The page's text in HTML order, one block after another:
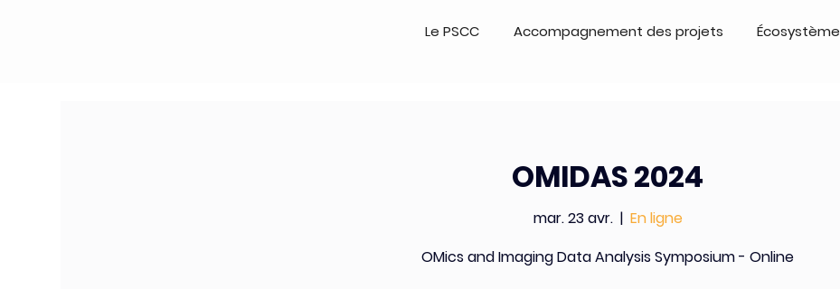
Le PSCC Accompagnement des projets Écosystème
OMIDAS 2024
mar. 23 avr.
  |
En ligne
OMics and Imaging Data Analysis Symposium - Online